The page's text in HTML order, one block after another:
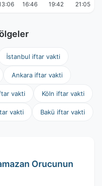
16:46 19:42 21:05
İstanbul iftar vakti
Ankara iftar vakti
vakti Köln iftar vakti
vakti Bakü iftar vakti
Orucunun